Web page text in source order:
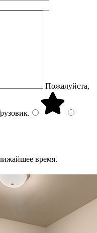
Пожалуйста,
.
время.